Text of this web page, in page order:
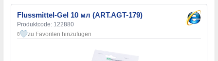
Flussmittel-Gel 10 мл (ART.AGT-179)
Produktcode: 122880
8 zu Favoriten hinzufügen